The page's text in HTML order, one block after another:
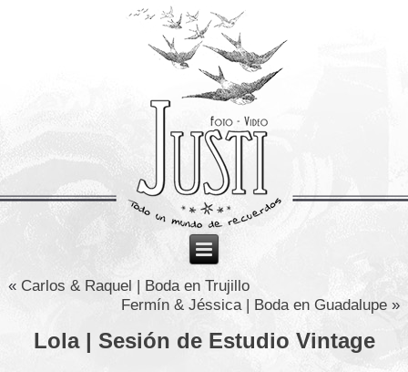
« Carlos & Raquel | Boda en Trujillo
Fermín & Jéssica | Boda en Guadalupe»
Lola | Sesión de Estudio Vintage